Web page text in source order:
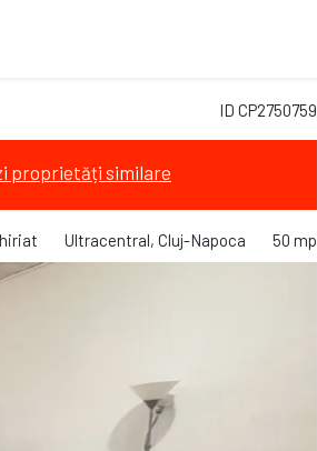
ID CP2750759
proprietăți similare
Ultracentral, Cluj-Napoca 50 mp